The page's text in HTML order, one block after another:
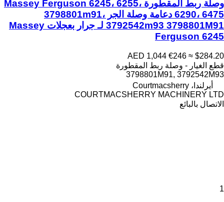
وصلة ربط المقطورة Massey Ferguson 6245، 6255،
6290، 6475 دعامة وصلة الجر 3798801m91،
3792542m93 3798801M91 لـ جرار بعجلات Massey
Ferguson 6245
AED 1,044 €246 ≈ $284.20
قطع الغيار - وصلة ربط المقطورة
3798801M91, 3792542M93
أيرلندا، Courtmacsherry
COURTMACSHERRY MACHINERY LTD
الاتصال بالبائع
1